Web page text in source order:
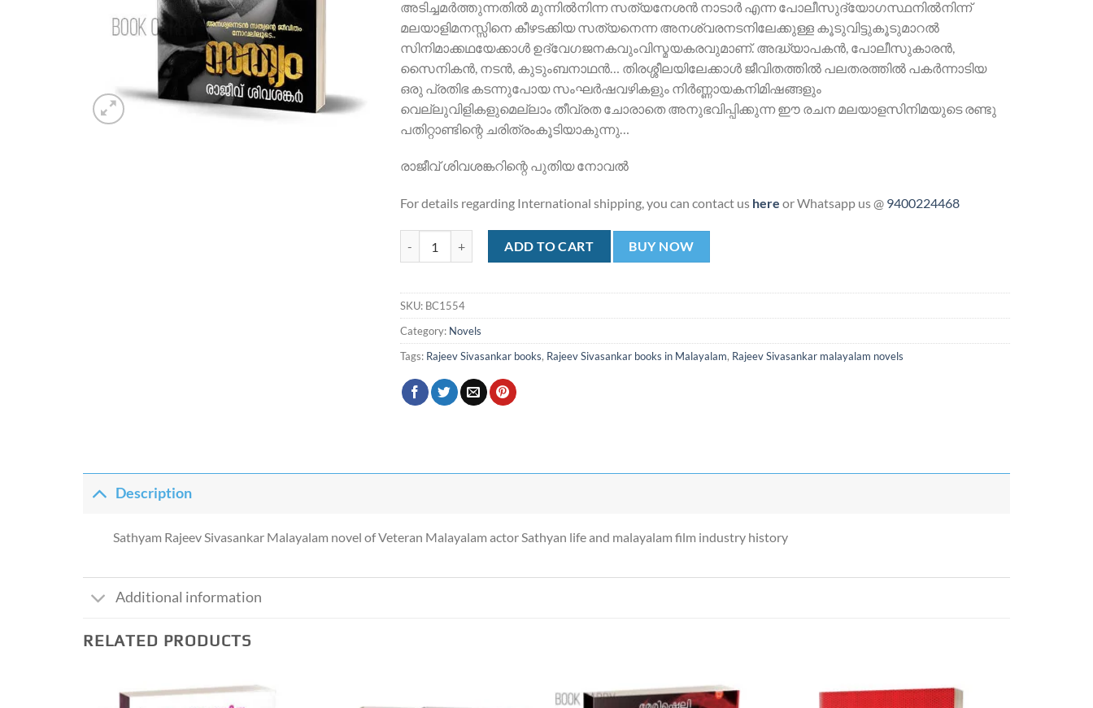
അടിച്ചമര്‍ത്തുന്നതില്‍ മുന്നില്‍നിന്ന സത്യനേശന്‍ നാടാര്‍ എന്ന പോലീസുദ്യോഗസ്ഥനില്‍നിന്ന്
മലയാളിമനസ്സിനെ കീഴടക്കിയ സത്യനെന്ന അനശ്വരനടനിലേക്കുള്ള കൂടുവിട്ടുകൂടുമാറല്‍
സിനിമാക്കഥയേക്കാള്‍ ഉദ്വേഗജനകവുംവിസ്മയകരവുമാണ്. അദ്ധ്യാപകന്‍, പോലീസുകാരന്‍,
സൈനികന്‍, നടന്‍, കുടുംബനാഥന്‍… തിരശ്ശീലയിലേക്കാള്‍ ജീവിതത്തില്‍ പലതരത്തില്‍ പകര്‍ന്നാടിയ
ഒരു പ്രതിഭ കടന്നുപോയ സംഘര്‍ഷവഴികളും നിര്‍ണ്ണായകനിമിഷങ്ങളും
വെല്ലുവിളികളുമെല്ലാം തീവ്രത ചോരാതെ അനുഭവിപ്പിക്കുന്ന ഈ രചന മലയാളസിനിമയുടെ രണ്ടു
പതിറ്റാണ്ടിന്റെ ചരിത്രംകൂടിയാകുന്നു…
രാജീവ് ശിവശങ്കറിന്റെ പുതിയ നോവല്‍
For details regarding International shipping, you can contact us here or Whatsapp us @ 9400224468
ADD TO CART BUY NOW
SKU: BC1554
Category: Novels
Tags: Rajeev Sivasankar books, Rajeev Sivasankar books in Malayalam, Rajeev Sivasankar malayalam novels
Description
Sathyam Rajeev Sivasankar Malayalam novel of Veteran Malayalam actor Sathyan life and malayalam film industry history
Additional information
RELATED PRODUCTS